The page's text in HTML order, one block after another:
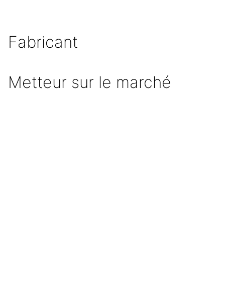
Fabricant
Metteur sur le marché